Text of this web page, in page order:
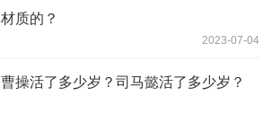
材质的？
2023-07-04
曹操活了多少岁？司马懿活了多少岁？